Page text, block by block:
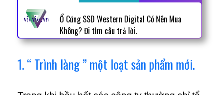
Ổ Cứng SSD Western Digital Có Nên Mua
Không? Đi tìm câu trả lời.
1. “ Trình làng ” một loạt sản phẩm mới.